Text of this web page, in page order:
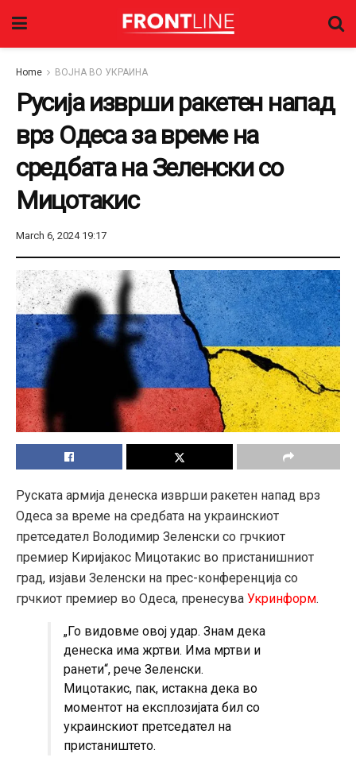
Home ВОЈНА ВО УКРАИНА
Русија изврши ракетен напад
врз Одеса за време на
средбата на Зеленски со
Мицотакис
March 6, 2024 19:17
Руската армија денеска изврши ракетен напад врз
Одеса за време на средбата на украинскиот
претседател Володимир Зеленски со грчкиот
премиер Киријакос Мицотакис во пристанишниот
град, изјави Зеленски на прес-конференција со
грчкиот премиер во Одеса, пренесува Укринформ.
„Го видовме овој удар. Знам дека
денеска има жртви. Има мртви и
ранети“, рече Зеленски.
Мицотакис, пак, истакна дека во
моментот на експлозијата бил со
украинскиот претседател на
пристаништето.